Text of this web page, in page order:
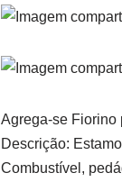
Agrega-se Fiorino
Descrição:
Combustível,